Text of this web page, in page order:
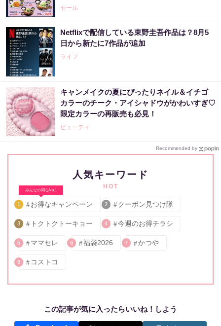
セール
Netflixで配信している東野圭吾作品は？8月5
日から新たに7作品が追加
ライフ
キャンメイクの夏にぴったりネイル＆イチゴ
カラーのチーク・アイシャドウがかわいすぎ♡
限定カラーの再販売も必見！
ビューティ
Recommended by
人気キーワード
HOT
みんなの関心No.1
1 お得なキャンペーン 2 クーポン見つけ隊
3 トクトクトーキョー 4 今週のお得チラシ
5 ママセレ 6 福袋2026 7 かつや
8 コストコ
この記事が気に入ったらいいね！しよう